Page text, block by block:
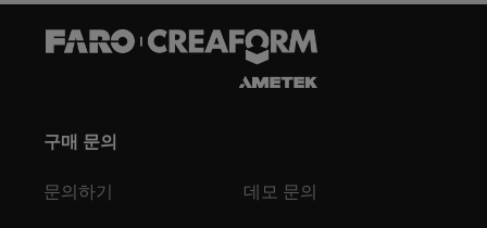
구매 문의
문의하기 데모 문의